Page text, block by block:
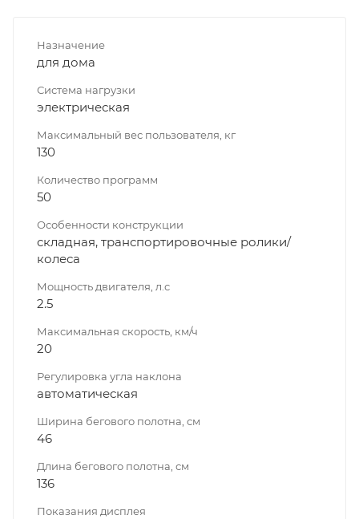
Назначение
для дома
Система нагрузки
электрическая
Максимальный вес пользователя, кг
130
Количество программ
50
Особенности конструкции
складная, транспортировочные ролики/
колеса
Мощность двигателя, л.с
2.5
Максимальная скорость, км/ч
20
Регулировка угла наклона
автоматическая
Ширина бегового полотна, см
46
Длина бегового полотна, см
136
Показания дисплея